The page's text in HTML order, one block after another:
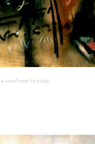
• voorheen te koop